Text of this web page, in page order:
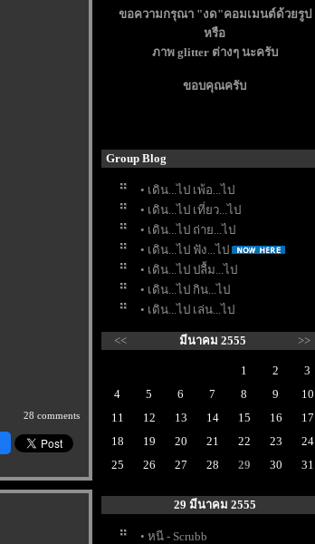
28 comments
ขอความกรุณา "งด"คอมเมนต์ด้วยรูป
หรือ
ภาพ glitter ต่างๆ นะครับ
ขอบคุณครับ
Group Blog
• เดิน...ไป เพ้อ...ไป
• เดิน...ไป เที่ยว...ไป
• เดิน...ไป ถ่าย...ไป
• เดิน...ไป ฟัง...ไป
• เดิน...ไป ปลื้ม...ไป
• เดิน...ไป กิน...ไป
• เดิน...ไป เล่น...ไป
<< มีนาคม 2555 >>
1 2
3
4
5 6 7 8 9
10
11
12 13 14 15 16
17
18
19 20 21 22 23
24
25
26 27 28 29 30 31
29 มีนาคม 2555
• หนี - Scrubb